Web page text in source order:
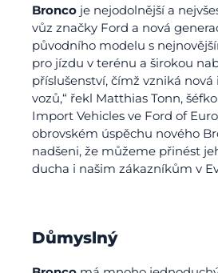
Bronco je nejodolnější a
vůz značky Ford a nová
původního modelu s
pro jízdu v terénu a širokou
příslušenství, čímž vzniká
vozů,“ řekl Matthias Tonn,
Import Vehicles ve Ford of
obrovském úspěchu nového
nadšeni, že můžeme přinést
ducha i našim zákazníkům v
Důmyslný